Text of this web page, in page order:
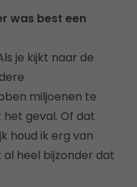
was best een
je kijkt naar de
miljoenen te
het geval. Of dat
houd ik erg van
heel bijzonder dat